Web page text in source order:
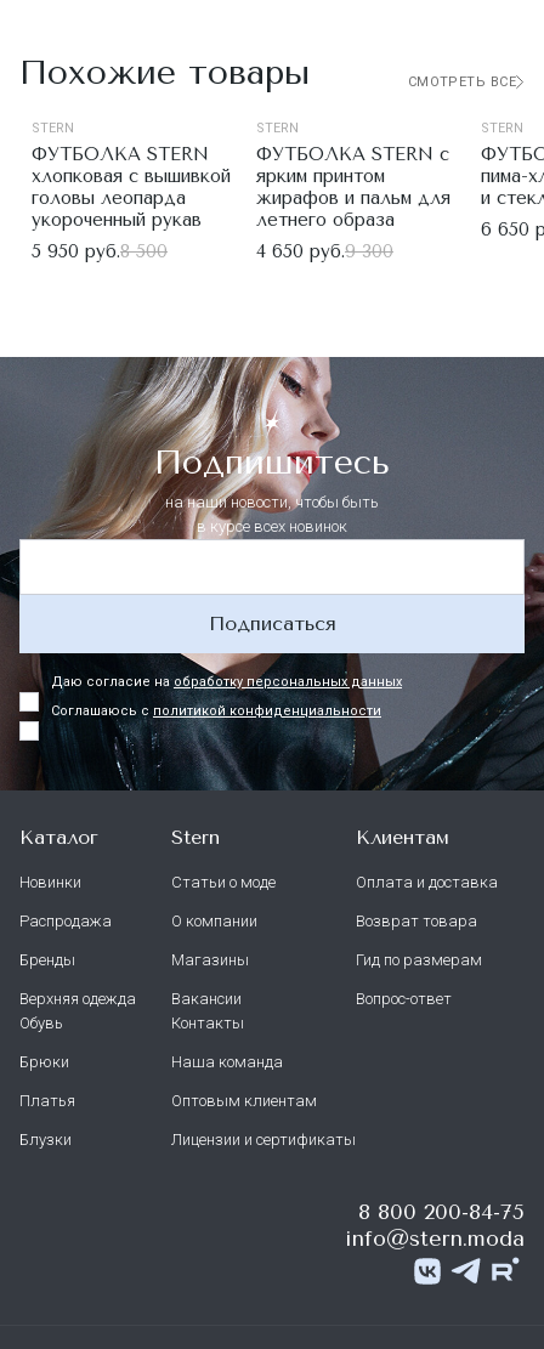
Похожие товары СМОТРЕТЬ ВСЕ
STERN
ФУТБОЛКА STERN
хлопковая с вышивкой
головы леопарда
укороченный рукав
5 950 руб.8 500
STERN
ФУТБОЛКА STERN с
ярким принтом
жирафов и пальм для
летнего образа
4 650 руб.9 300
STERN
пима-
и
6 650
Подпишитесь
на наши новости, чтобы быть
в курсе всех новинок
Подписаться
Даю согласие наобработку персональных данных
Соглашаюсь с политикой конфиденциальности
Каталог
Новинки
Распродажа
Бренды
Верхняя одежда
Обувь
Брюки
Платья
Блузки
Stern
Статьи о моде
О компании
Магазины
Вакансии
Контакты
Наша команда
Оптовым клиентам
Лицензии и сертификаты
Клиентам
Оплата и доставка
Возврат товара
Гид по размерам
Вопрос-ответ
8 800 200-84-75
info@stern.moda